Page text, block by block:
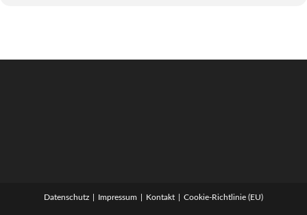
Datenschutz Impressum Kontakt Cookie-Richtlinie (EU)